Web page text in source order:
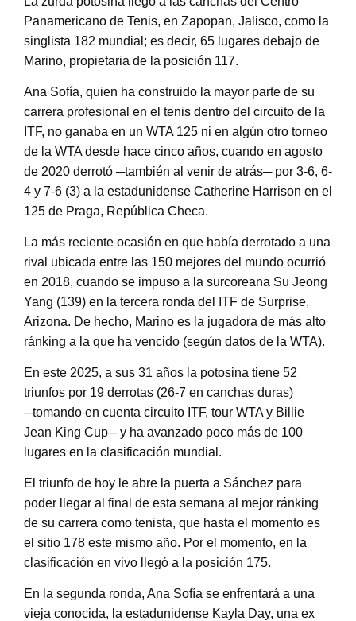
Panamericano de Tenis, en Zapopan, Jalisco, como la
singlista 182 mundial; es decir, 65 lugares debajo de
Marino, propietaria de la posición 117.
Ana Sofía, quien ha construido la mayor parte de su
carrera profesional en el tenis dentro del circuito de la
ITF, no ganaba en un WTA 125 ni en algún otro torneo
de la WTA desde hace cinco años, cuando en agosto
de 2020 derrotó ─también al venir de atrás─ por 3-6, 6-
4 y 7-6 (3) a la estadunidense Catherine Harrison en el
125 de Praga, República Checa.
La más reciente ocasión en que había derrotado a una
rival ubicada entre las 150 mejores del mundo ocurrió
en 2018, cuando se impuso a la surcoreana Su Jeong
Yang (139) en la tercera ronda del ITF de Surprise,
Arizona. De hecho, Marino es la jugadora de más alto
ránking a la que ha vencido (según datos de la WTA).
En este 2025, a sus 31 años la potosina tiene 52
triunfos por 19 derrotas (26-7 en canchas duras)
─tomando en cuenta circuito ITF, tour WTA y Billie
Jean King Cup─ y ha avanzado poco más de 100
lugares en la clasificación mundial.
El triunfo de hoy le abre la puerta a Sánchez para
poder llegar al final de esta semana al mejor ránking
de su carrera como tenista, que hasta el momento es
el sitio 178 este mismo año. Por el momento, en la
clasificación en vivo llegó a la posición 175.
En la segunda ronda, Ana Sofía se enfrentará a una
vieja conocida, la estadunidense Kayla Day, una ex